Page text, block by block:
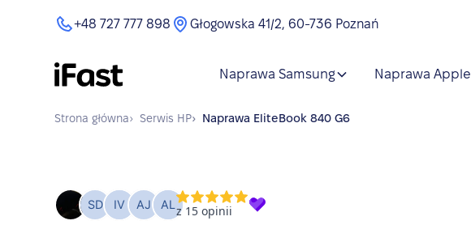
+48 727 777 898 Głogowska 41/2, 60-736 Poznań
Naprawa Samsung Naprawa Apple
Strona główna› Serwis HP› Naprawa EliteBook 840 G6